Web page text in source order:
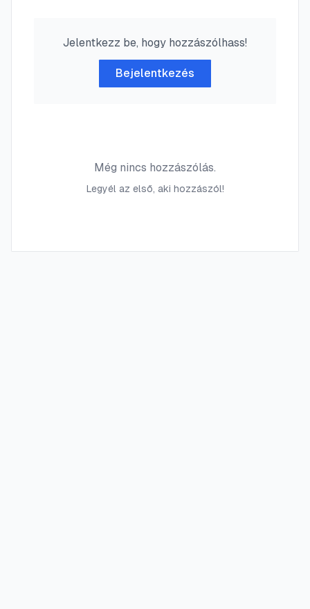
Jelentkezz be, hogy hozzászólhass!
Bejelentkezés
Még nincs hozzászólás.
Legyél az első, aki hozzászól!